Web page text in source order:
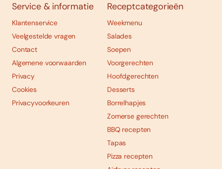
Service & informatie
Klantenservice
Veelgestelde vragen
Contact
Algemene voorwaarden
Privacy
Cookies
Privacyvoorkeuren
Receptcategorieën
Weekmenu
Salades
Soepen
Voorgerechten
Hoofdgerechten
Desserts
Borrelhapjes
Zomerse gerechten
BBQ recepten
Tapas
Pizza recepten